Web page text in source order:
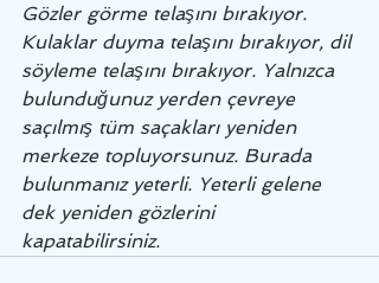
Gözler görme telaşını bırakıyor.
Kulaklar duyma telaşını bırakıyor, dil
söyleme telaşını bırakıyor. Yalnızca
bulunduğunuz yerden çevreye
saçılmış tüm saçakları yeniden
merkeze topluyorsunuz. Burada
bulunmanız yeterli. Yeterli gelene
dek yeniden gözlerini
kapatabilirsiniz.